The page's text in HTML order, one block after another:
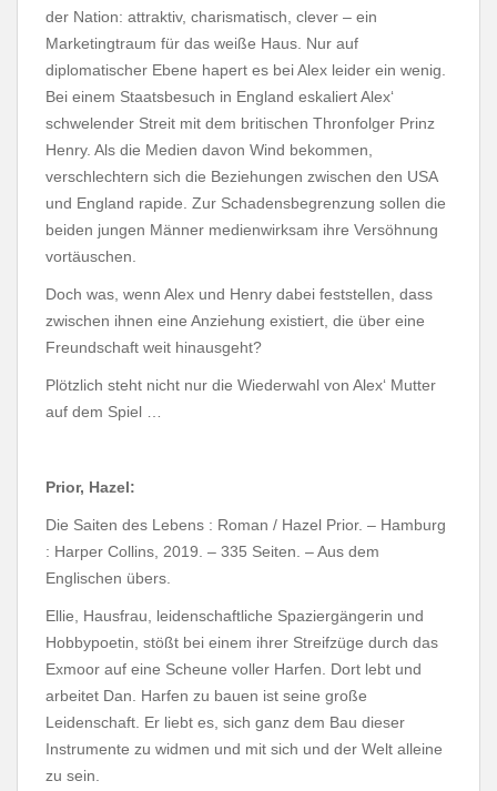
der Nation: attraktiv, charismatisch, clever – ein
Marketingtraum für das weiße Haus. Nur auf
diplomatischer Ebene hapert es bei Alex leider ein wenig.
Bei einem Staatsbesuch in England eskaliert Alex‘
schwelender Streit mit dem britischen Thronfolger Prinz
Henry. Als die Medien davon Wind bekommen,
verschlechtern sich die Beziehungen zwischen den USA
und England rapide. Zur Schadensbegrenzung sollen die
beiden jungen Männer medienwirksam ihre Versöhnung
vortäuschen.
Doch was, wenn Alex und Henry dabei feststellen, dass
zwischen ihnen eine Anziehung existiert, die über eine
Freundschaft weit hinausgeht?
Plötzlich steht nicht nur die Wiederwahl von Alex‘ Mutter
auf dem Spiel …
Prior, Hazel:
Die Saiten des Lebens : Roman / Hazel Prior. – Hamburg
: Harper Collins, 2019. – 335 Seiten. – Aus dem
Englischen übers.
Ellie, Hausfrau, leidenschaftliche Spaziergängerin und
Hobbypoetin, stößt bei einem ihrer Streifzüge durch das
Exmoor auf eine Scheune voller Harfen. Dort lebt und
arbeitet Dan. Harfen zu bauen ist seine große
Leidenschaft. Er liebt es, sich ganz dem Bau dieser
Instrumente zu widmen und mit sich und der Welt alleine
zu sein.